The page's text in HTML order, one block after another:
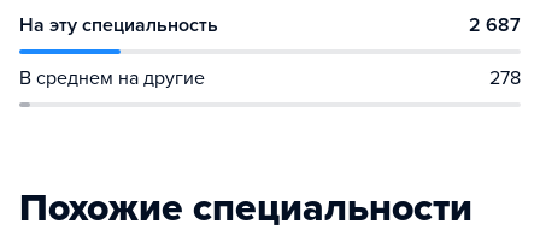
На эту специальность 2 687
В среднем на другие 278
Похожие специальности